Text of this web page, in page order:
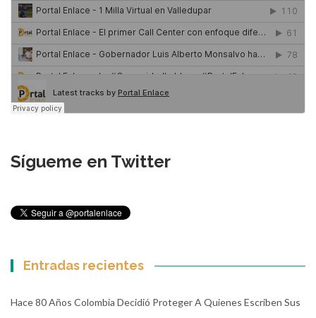
Sígueme en Twitter
Entradas recientes
Hace 80 Años Colombia Decidió Proteger A Quienes Escriben Sus